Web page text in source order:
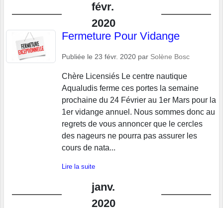
févr.
2020
Fermeture Pour Vidange
Publiée le 23 févr. 2020 par Solène Bosc
Chère Licensiés Le centre nautique
Aqualudis ferme ces portes la semaine
prochaine du 24 Février au 1er Mars pour la
1er vidange annuel. Nous sommes donc au
regrets de vous annoncer que le cercles
des nageurs ne pourra pas assurer les
cours de nata...
Lire la suite
janv.
2020